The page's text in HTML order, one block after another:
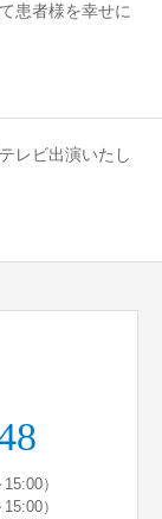
患者様を幸せに
レビ出演いたし
）
）